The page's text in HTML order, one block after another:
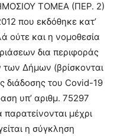
ΤΟΜΕΑ (ΠΕΡ. 2)
που εκδόθηκε κατ’
ούτε και η νομοθεσία
δια περιφοράς
Δήμων (βρίσκονται
διάδοσης του Covid-19
υπ’ αριθμ. 75297
μέχρι
η σύγκληση